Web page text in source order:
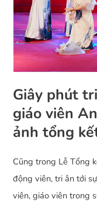
Giây phút
giáo viên
ảnh tổng
Cũng trong Lễ Tổng
động viên, tri ân tới
viên, giáo viên trong